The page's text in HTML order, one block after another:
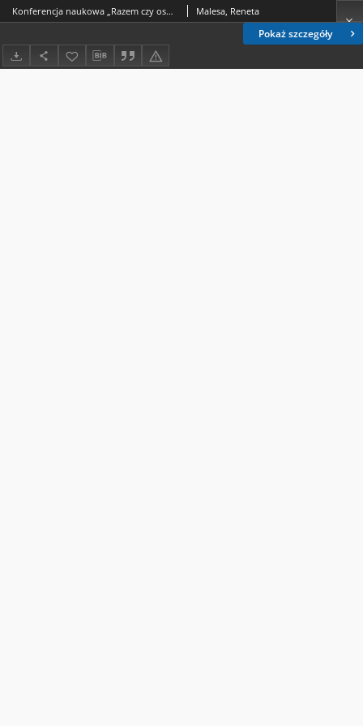
Pokaż szczegóły
Konferencja naukowa „Razem czy osobno? Współpraca bibliotek ze środowiskiem akademickim. Perspektywy i projekty”, Lublin 21 czerwca 2018 Malesa, Reneta